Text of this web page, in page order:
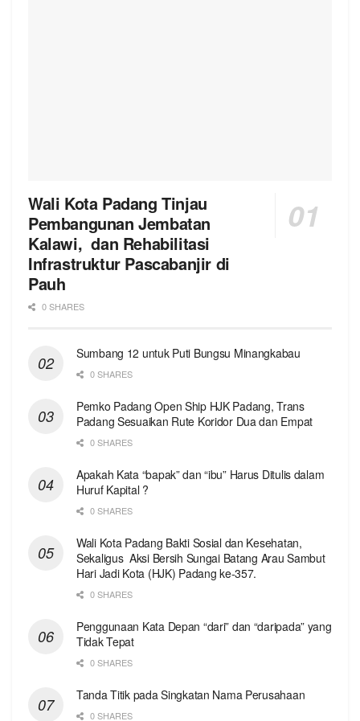
Wali Kota Padang Tinjau
Pembangunan Jembatan
Kalawi, dan Rehabilitasi
Infrastruktur Pascabanjir di
Pauh
0 SHARES
Sumbang 12 untuk Puti Bungsu Minangkabau
0 SHARES
Pemko Padang Open Ship HJK Padang, Trans
Padang Sesuaikan Rute Koridor Dua dan Empat
0 SHARES
Apakah Kata “bapak” dan “ibu” Harus Ditulis dalam
Huruf Kapital ?
0 SHARES
Wali Kota Padang Bakti Sosial dan Kesehatan,
Sekaligus Aksi Bersih Sungai Batang Arau Sambut
Hari Jadi Kota (HJK) Padang ke-357.
0 SHARES
Penggunaan Kata Depan “dari” dan “daripada” yang
Tidak Tepat
0 SHARES
Tanda Titik pada Singkatan Nama Perusahaan
0 SHARES